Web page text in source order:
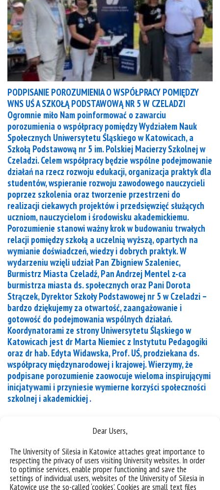
Dear Users,
The University of Silesia in Katowice attaches great importance to
respecting the privacy of users visiting University websites. In order
to optimise services, enable proper functioning and save the
settings of individual users, websites of the University of Silesia in
Katowice use the so-called ‘cookies’. Cookies are small text files
PODPISANIE POROZUMIENIA O WSPÓŁPRACY POMIĘDZY
WNS UŚ A SZKOŁĄ PODSTAWOWĄ NR 5 W CZELADZI
Ogromnie miło Nam poinformować o zawarciu
porozumienia o współpracy pomiędzy Wydziałem Nauk
Społecznych Uniwersytetu Śląskiego w Katowicach, a
Szkołą Podstawową nr 5 im. Polskiej Macierzy Szkolnej w
Czeladzi. Celem współpracy będzie wspólne podejmowanie
działań na rzecz rozwoju edukacji, organizacja praktyk dla
studentów, wspieranie rozwoju zawodowego nauczycieli
poprzez szkolenia oraz tworzenie przestrzeni do
realizacji ciekawych projektów i przedsięwzięć służących
uczniom, nauczycielom i środowisku akademickiemu.
Porozumienie stanowi ważny krok w budowaniu trwałych
relacji pomiędzy szkołą a uczelnią wyższą, opartych na
wymianie doświadczeń, wiedzy i dobrych praktyk. W
wydarzeniu wzięli udział Pan Zbigniew Szaleniec,
Burmistrz Miasta Czeladź, Pan Andrzej Mentel z-ca
burmistrza miasta ds. społecznych oraz Pani Dorota
Strączek, Dyrektor Szkoły Podstawowej nr 5 w Czeladzi –
bardzo dziękujemy za otwartość, zaangażowanie i
gotowość do podejmowania wspólnych działań.
Koordynatorami ze strony Uniwersytetu Śląskiego w
Katowicach jest dr Marta Niemiec z Instytutu Pedagogiki
oraz dr hab. Edyta Widawska, Prof. UŚ, prodziekana ds.
współpracy międzynarodowej i krajowej. Wierzymy, że
podpisane porozumienie zaowocuje wieloma inspirującymi
inicjatywami i przyniesie wymierne korzyści społeczności
szkolnej i akademickiej .